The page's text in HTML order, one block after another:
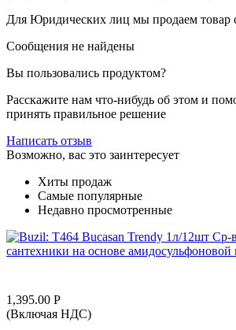
Для Юридических лиц мы продаем товар
Сообщения не найдены
Вы пользовались продуктом?
Расскажите нам что-нибудь об этом и
принять правильное решение
Написать отзыв
Возможно, вас это заинтересует
Хиты продаж
Самые популярные
Недавно просмотренные
1,395.00 Р
(Включая НДС)